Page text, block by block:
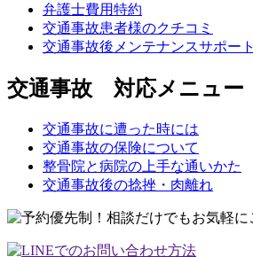
弁護士費用特約
交通事故患者様のクチコミ
交通事故後メンテナンスサポート
交通事故 対応メニュー
交通事故に遭った時には
交通事故の保険について
整骨院と病院の上手な通いかた
交通事故後の捻挫・肉離れ